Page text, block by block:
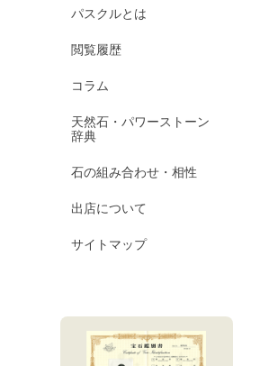
パスクルとは
閲覧履歴
コラム
天然石・パワーストーン
辞典
石の組み合わせ・相性
出店について
サイトマップ